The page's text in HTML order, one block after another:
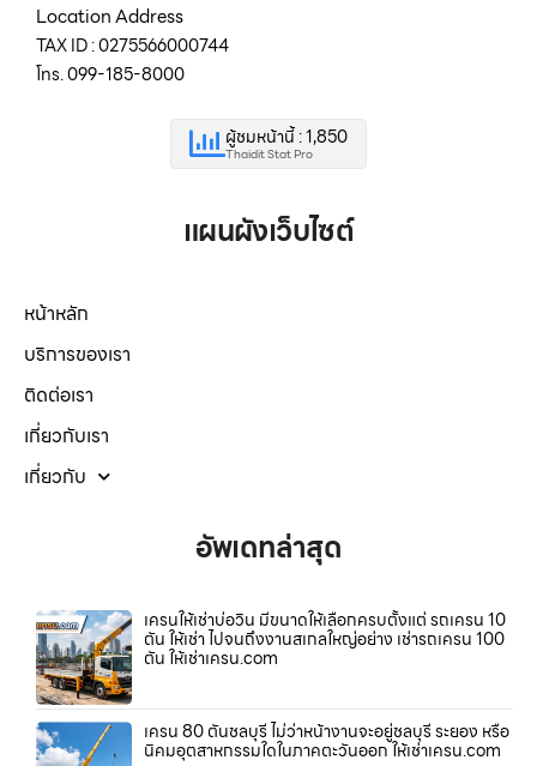
Location Address
TAX ID : 0275566000744
โทร. 099-185-8000
ผู้ชมหน้านี้ : 1,850
Thaidit Stat Pro
แผนผังเว็บไซต์
หน้าหลัก
บริการของเรา
ติดต่อเรา
เกี่ยวกับเรา
เกี่ยวกับ
อัพเดทล่าสุด
เครนให้เช่าบ่อวิน มีขนาดให้เลือกครบตั้งแต่ รถเครน 10
ตัน ให้เช่า ไปจนถึงงานสเกลใหญ่อย่าง เช่ารถเครน 100
ตัน ให้เช่าเครน.com
เครน 80 ตันชลบุรี ไม่ว่าหน้างานจะอยู่ชลบุรี ระยอง หรือ
นิคมอุตสาหกรรมใดในภาคตะวันออก ให้เช่าเครน.com